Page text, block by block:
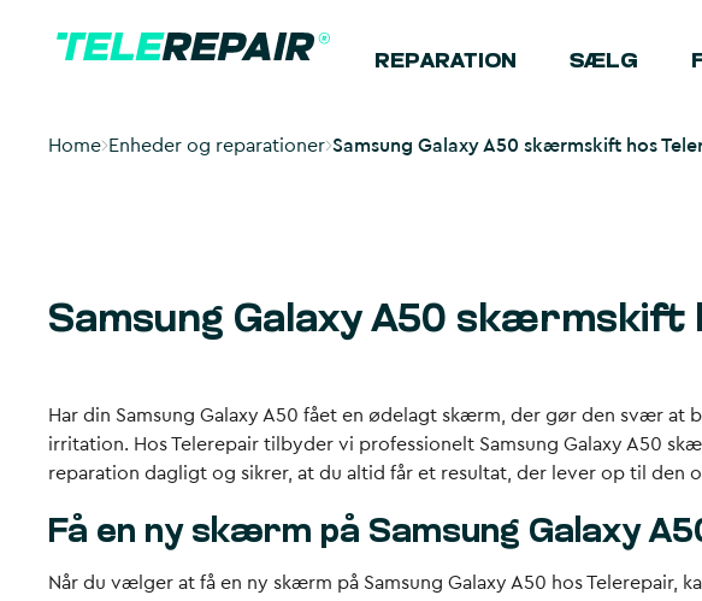
REPARATION SÆLG
Home Enheder og reparationer Samsung Galaxy A50 skærmskift hos
Samsung Galaxy A50 skærmskift
Har din Samsung Galaxy A50 fået en ødelagt skærm, der gør den svær
irritation. Hos Telerepair tilbyder vi professionelt Samsung Galaxy A50
reparation dagligt og sikrer, at du altid får et resultat, der lever op til den
Få en ny skærm på Samsung Galaxy
Når du vælger at få en ny skærm på Samsung Galaxy A50 hos